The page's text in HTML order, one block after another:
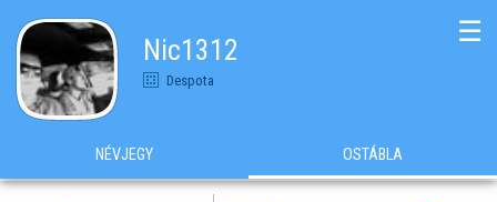
Nic1312
Despota
☰
NÉVJEGY OSTÁBLA